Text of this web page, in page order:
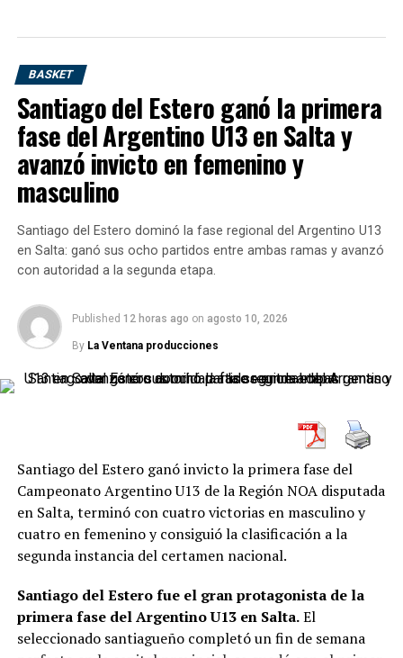
pero que nunca perdió su compromiso competitivo.
Un balance positivo, con sabor
agridulce
De Cecco no esquivó la autocrítica. Al analizar la
temporada, reconoció que el balance fue positivo, pero
también admitió que quedó una sensación agridulce por
Salta Basket cumplió con uno de los principales
objetivos de la campaña: ingresar a playoffs y
sostenerse dentro del lote competitivo de la
Conferencia Norte. Lo hizo en una zona pareja, exigente
y cargada de rivales con aspiraciones fuertes.
La fase regular fue de mucho desgaste. Los Infernales
también pasajes donde les costó mantener la
regularidad. Aun así, lograron construir una campaña
sólida, con una identidad reconocible y con respuestas
importantes en escenarios de presión.
Para el entrenador, haber sostenido competitividad en
una liga tan dura es un aspecto para valorar. La Liga
capacidad de adaptación. En ese contexto, Salta Basket
logró mantenerse de pie y llegar a la postemporada con
argumentos.
BASKET
Santiago del Estero ganó la primera
fase del Argentino U13 en Salta y
avanzó invicto en femenino y
masculino
Santiago del Estero dominó la fase regional del Argentino U13
en Salta: ganó sus ocho partidos entre ambas ramas y avanzó
con autoridad a la segunda etapa.
Published 12 horas ago on agosto 10, 2026
By La Ventana producciones
Santiago del Estero ganó invicto la primera fase del
Campeonato Argentino U13 de la Región NOA disputada
en Salta, terminó con cuatro victorias en masculino y
cuatro en femenino y consiguió la clasificación a la
segunda instancia del certamen nacional.
Santiago del Estero fue el gran protagonista de la
primera fase del Argentino U13 en Salta.El
seleccionado santiagueño completó un fin de semana